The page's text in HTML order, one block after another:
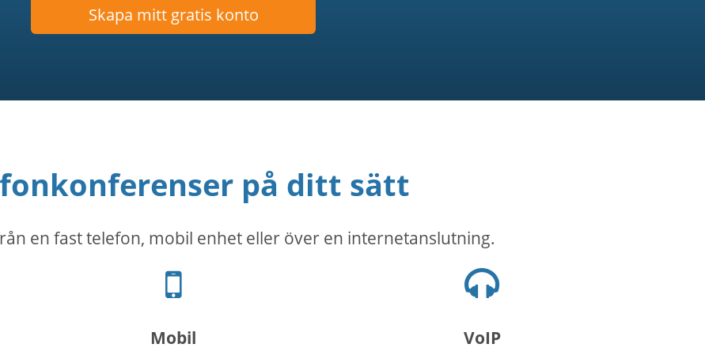
Skapa mitt gratis konto
på ditt sätt
en fast telefon, mobil enhet eller över en internetanslutning.
Telefon-
ikon
Mobil
ikon
VoIP